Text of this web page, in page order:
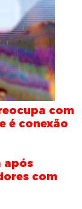
com
é conexão
após
com